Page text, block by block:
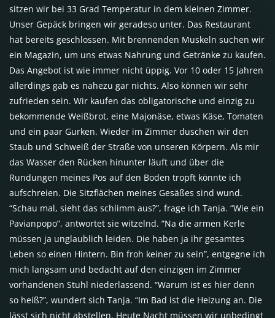
sitzen wir bei 33 Grad Temperatur in dem kleinen Zimmer.
Unser Gepäck bringen wir geradeso unter. Das Restaurant
hat bereits geschlossen. Mit brennenden Muskeln suchen wir
ein Magazin, um uns etwas Nahrung und Getränke zu kaufen.
Das Angebot ist wie immer nicht üppig. Vor 10 oder 15 Jahren
allerdings gab es nahezu gar nichts. Also können wir sehr
zufrieden sein. Wir kaufen das obligatorische und einzig zu
bekommende Weißbrot, eine Majonäse, etwas Käse, Tomaten
und ein paar Gurken. Wieder im Zimmer duschen wir den
Staub und Schweiß der Straße von unseren Körpern. Als mir
das Wasser den Rücken hinunter läuft und über die
Rundungen meines Pos auf den Boden tropft könnte ich
aufschreien. Die Sitzflächen meines Gesäßes sind wund.
“Schau mal, sieht das schlimm aus?”, frage ich Tanja. “Wie ein
Pavianpopo”, antwortet sie witzelnd. “Na die armen Kerle
müssen ja unglaublich leiden. Die haben ja ihr gesamtes
Leben so einen Hintern. Bin froh keiner zu sein”, entgegne ich
mich langsam und bedacht auf den einzigen im Zimmer
vorhandenen Stuhl niederlassend. “Warum ist es hier denn
so heiß?”, wundert sich Tanja. “Im Bad ist die Heizung an. Die
lässt sich nicht abstellen. Heute Nacht müssen wir unbedingt